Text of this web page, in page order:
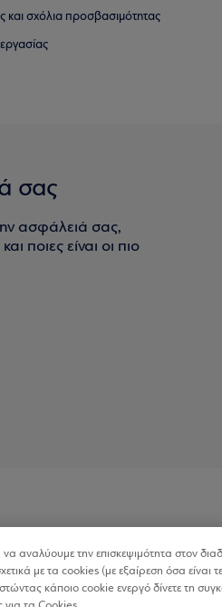
και σχόλια προσβασιμότητας
σας
ασφάλειά σας,
ποιες είναι οι πιο
αναλύουμε την επισκεψιμότητα στον
με τα cookies (με εξαίρεση όσα είναι
κάποιο cookie ενεργό δίνετε τη